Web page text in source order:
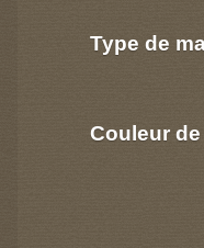
Type de
Couleur